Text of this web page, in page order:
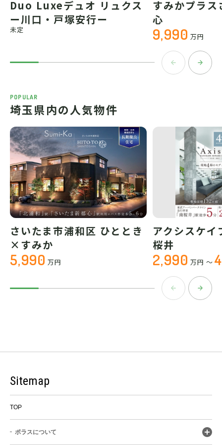
Duo Luxeデュオ リュクス
ー川口・戸塚安行ー
未定
すみかプラ
心
9,990 万円
POPULAR
埼玉県内の人気物件
さいたま市浦和区 ひととき
×すみか
5,990 万円
アクシスケ
桜井
2,990 万円 ～
Sitemap
TOP
ポラスについて